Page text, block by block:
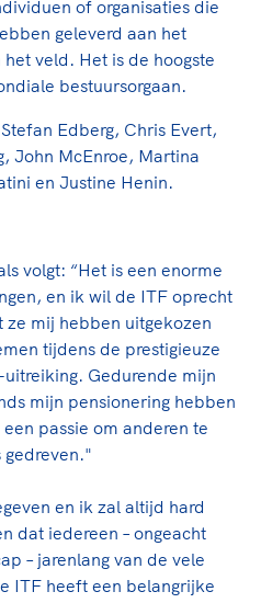
samen te juichen
Verhoeven, Diede de
Elftal. Of met trots te
van je dochter,
moeder of de
club? Wat mag wel
kantine en online?
een belangrijk
een leer- en
de volgende functies
experts, coaches,
of organisaties die
geleverd aan het
veld. Het is de hoogste
bestuursorgaan.
Edberg, Chris Evert,
John McEnroe, Martina
en Justine Henin.
volgt: “Het is een enorme
en ik wil de ITF oprecht
mij hebben uitgekozen
tijdens de prestigieuze
Gedurende mijn
mijn pensionering hebben
passie om anderen te
gedreven."
en ik zal altijd hard
dat iedereen – ongeacht
– jarenlang van de vele
ITF heeft een belangrijke